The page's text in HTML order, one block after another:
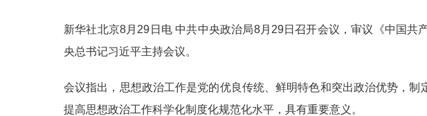
新华社北京8月29日电 中共中央政治局8月29日召开会议，审议《中国
央总书记习近平主持会议。
会议指出，思想政治工作是党的优良传统、鲜明特色和突出政治优势，
提高思想政治工作科学化制度化规范化水平，具有重要意义。